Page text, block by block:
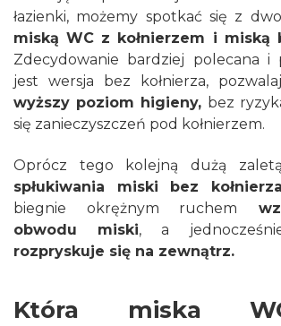
łazienki, możemy spotkać się z
miską WC z kołnierzem i miską
Zdecydowanie bardziej polecana i
jest wersja bez kołnierza,
wyższy poziom higieny, bez
się zanieczyszczeń pod kołnierzem.
Oprócz tego kolejną dużą
spłukiwania miski bez kołnierza
biegnie okrężnym ruchem
obwodu miski, a
rozpryskuje się na zewnątrz.
Która miska